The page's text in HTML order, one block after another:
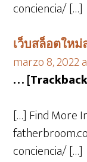
conciencia/ […]
เว็บสล็อตให
marzo 8, 2022
…
[…] Find More
conciencia/ […]